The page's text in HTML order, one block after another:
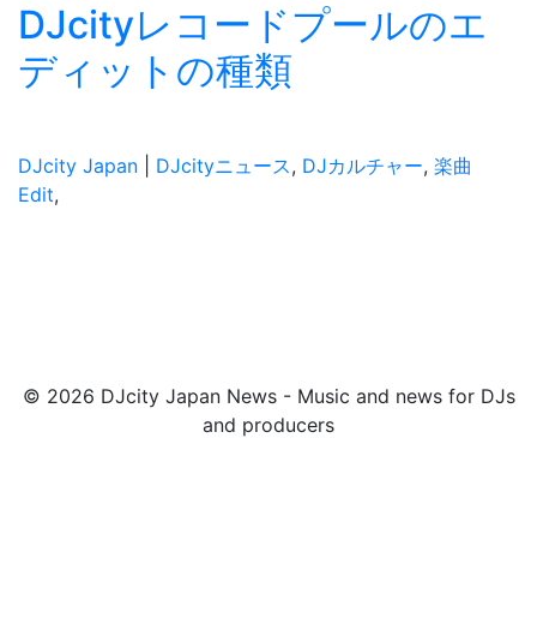
DJcityレコードプールのエ
ディットの種類
DJcity Japan DJcityニュース, DJカルチャー, 楽曲
Edit,
© 2026 DJcity Japan News - Music and news for DJs
and producers